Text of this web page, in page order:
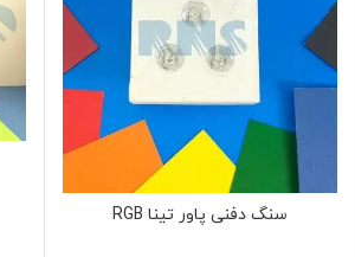
سنگ دفنی پاور تینا RGB